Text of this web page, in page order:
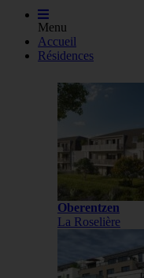
Menu
Accueil
Résidences
Oberentzen
La Roselière